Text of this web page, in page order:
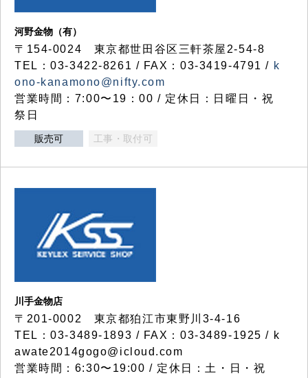
河野金物（有）
〒154-0024 東京都世田谷区三軒茶屋2-54-8
TEL：03-3422-8261 / FAX：03-3419-4791 / k
ono-kanamono@nifty.com
営業時間：7:00〜19：00 / 定休日：日曜日・祝
祭日
販売可 工事・取付可
川手金物店
〒201-0002 東京都狛江市東野川3-4-16
TEL：03-3489-1893 / FAX：03-3489-1925 / k
awate2014gogo@icloud.com
営業時間：6:30〜19:00 / 定休日：土・日・祝